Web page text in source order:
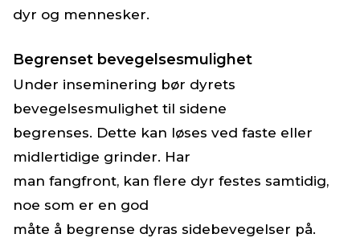
dyr og mennesker.
Begrenset bevegelsesmulighet
Under inseminering bør dyrets
bevegelsesmulighet til sidene
begrenses. Dette kan løses ved faste eller
midlertidige grinder. Har
man fangfront, kan flere dyr festes samtidig,
noe som er en god
måte å begrense dyras sidebevegelser på.